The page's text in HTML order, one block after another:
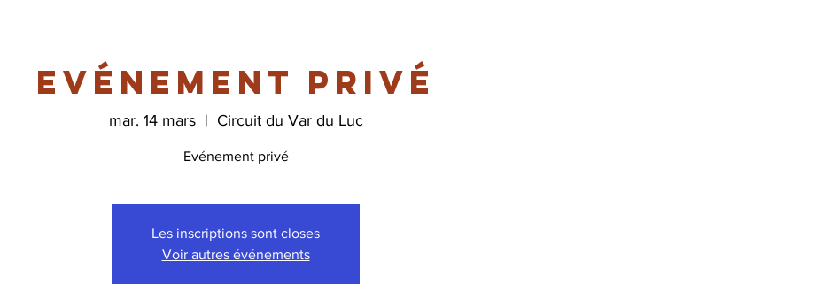
Evénement privé
mar. 14 mars
  |
Circuit du Var du Luc
Evénement privé
Les inscriptions sont closes
Voir autres événements